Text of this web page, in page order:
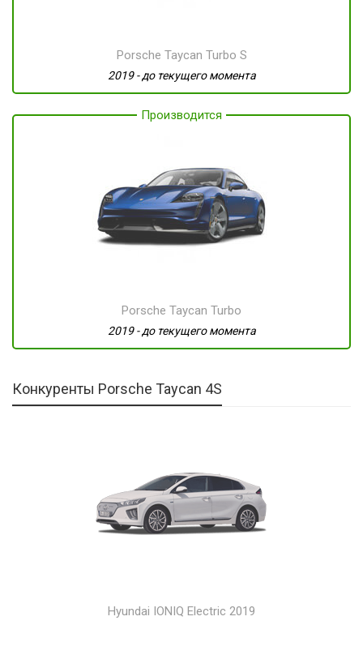
Porsche Taycan Turbo S
2019 - до текущего момента
Производится
Porsche Taycan Turbo
2019 - до текущего момента
Конкуренты Porsche Taycan 4S
Hyundai IONIQ Electric 2019